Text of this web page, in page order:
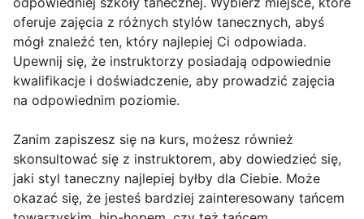
oferuje zajęcia z różnych stylów tanecznych, abyś
mógł znaleźć ten, który najlepiej Ci odpowiada.
Upewnij się, że instruktorzy posiadają odpowiednie
kwalifikacje i doświadczenie, aby prowadzić zajęcia
na odpowiednim poziomie.
Zanim zapiszesz się na kurs, możesz również
skonsultować się z instruktorem, aby dowiedzieć się,
jaki styl taneczny najlepiej byłby dla Ciebie. Może
okazać się, że jesteś bardziej zainteresowany tańcem